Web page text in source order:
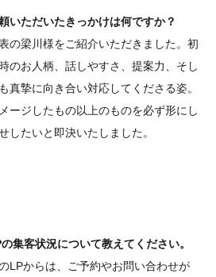
ただいたきっかけは何ですか？
の梁川様をご紹介いただきました。初
のお人柄、話しやすさ、提案力、そし
真摯に向き合い対応してくださる姿。
ージしたもの以上のものを必ず形にし
したいと即決いたしました。
客状況について教えてください。
LPからは、ご予約やお問い合わせが